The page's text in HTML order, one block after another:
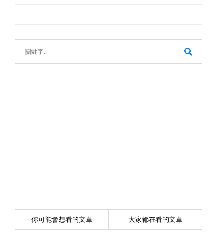
你可能會想看的文章 大家都在看的文章